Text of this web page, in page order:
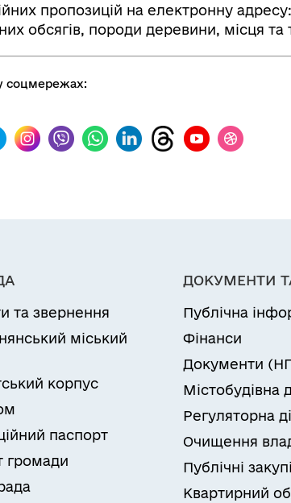
пропозицій на електронну адресу:
обсягів, породи деревини, місця та
соцмережах:
та звернення
міський
корпус
паспорт
громади
ДОКУМЕНТИ
Публічна
Фінанси
Документи
Містобудівна
Регуляторна
Очищення
Публічні
Квартирний